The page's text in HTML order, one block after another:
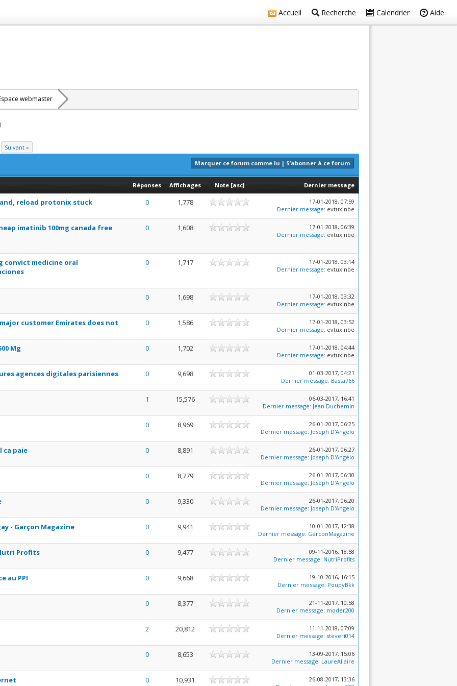
Accueil Recherche Calendrier Aide
webmaster
Suivant »
Marquer ce forum comme lu | S’abonner à ce forum
Réponses Affichages Note [asc] Dernier message
reload protonix stuck 0 1,778
17-01-2018, 07:59
Dernier message: evtuxinbe
imatinib 100mg canada free
0 1,608
17-01-2018, 06:39
Dernier message: evtuxinbe
convict medicine oral
0 1,717
17-01-2018, 03:14
Dernier message: evtuxinbe
0 1,698
17-01-2018, 03:32
Dernier message: evtuxinbe
customer Emirates does not 0 1,586
17-01-2018, 03:52
Dernier message: evtuxinbe
Mg 0 1,702
17-01-2018, 04:44
Dernier message: evtuxinbe
agences digitales parisiennes 0 9,698
01-03-2017, 04:21
Dernier message: Basta766
1 15,576
06-03-2017, 16:41
Dernier message: Jean Duchemin
0 8,969
26-01-2017, 06:25
Dernier message: Joseph D'Angelo
ca paie 0 8,891
26-01-2017, 06:27
Dernier message: Joseph D'Angelo
0 8,779
26-01-2017, 06:30
Dernier message: Joseph D'Angelo
0 9,330
26-01-2017, 06:20
Dernier message: Joseph D'Angelo
- Garçon Magazine 0 9,941
10-01-2017, 12:38
Dernier message: GarconMagazine
Profits 0 9,477
09-11-2016, 18:58
Dernier message: NutriProfits
au PPI 0 9,668
19-10-2016, 16:15
Dernier message: PoupyBkk
0 8,377
21-11-2017, 10:58
Dernier message: moder200
2 20,812
11-11-2018, 07:09
Dernier message: steveri014
0 8,653
13-09-2017, 15:06
Dernier message: LaureAllaire
0 10,931
26-08-2017, 13:36